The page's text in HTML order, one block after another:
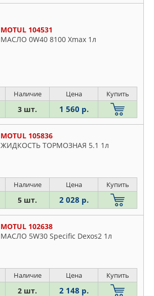
MOTUL 104531
МАСЛО 0W40 8100 Xmax 1л
Наличие Цена Купить
3 шт. 1 560 р.
MOTUL 105836
ЖИДКОСТЬ ТОРМОЗНАЯ 5.1 1л
Наличие Цена Купить
5 шт. 2 028 р.
MOTUL 102638
МАСЛО 5W30 Specific Dexos2 1л
Наличие Цена Купить
2 шт. 2 148 р.